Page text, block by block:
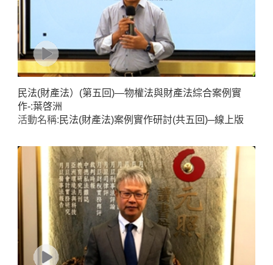
民法(財產法）(第五回)—物權法與財產法綜合案例實
作-:葉啓洲
活動名稱: 民法(財產法)案例實作研討(共五回)─線上版